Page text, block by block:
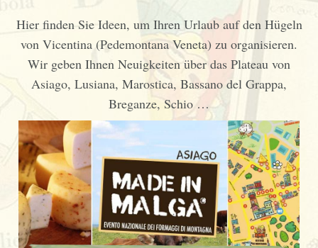
Hier finden Sie Ideen, um Ihren Urlaub auf den Hügeln
von Vicentina (Pedemontana Veneta) zu organisieren.
Wir geben Ihnen Neuigkeiten über das Plateau von
Asiago, Lusiana, Marostica, Bassano del Grappa,
Breganze, Schio …